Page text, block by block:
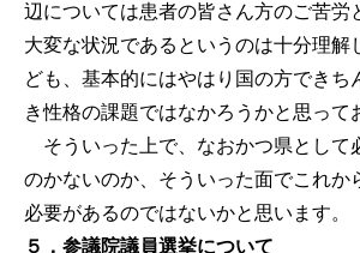
辺については患者の皆さん方のご苦労
大変な状況であるというのは十分理解
ども、基本的にはやはり国の方できち
き性格の課題ではなかろうかと思って
そういった上で、なおかつ県として
のかないのか、そういった面でこれか
必要があるのではないかと思います。
５．参議院議員選挙について